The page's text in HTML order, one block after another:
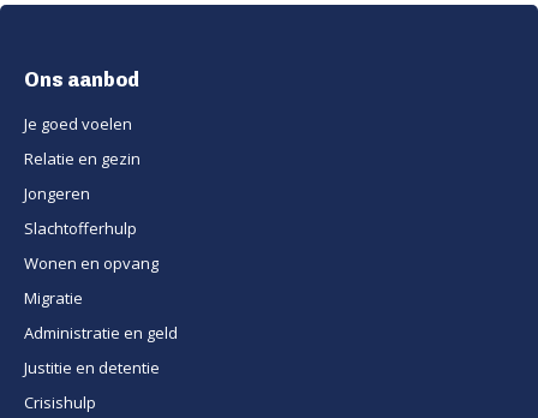
Ons aanbod
Je goed voelen
Relatie en gezin
Jongeren
Slachtofferhulp
Wonen en opvang
Migratie
Administratie en geld
Justitie en detentie
Crisishulp